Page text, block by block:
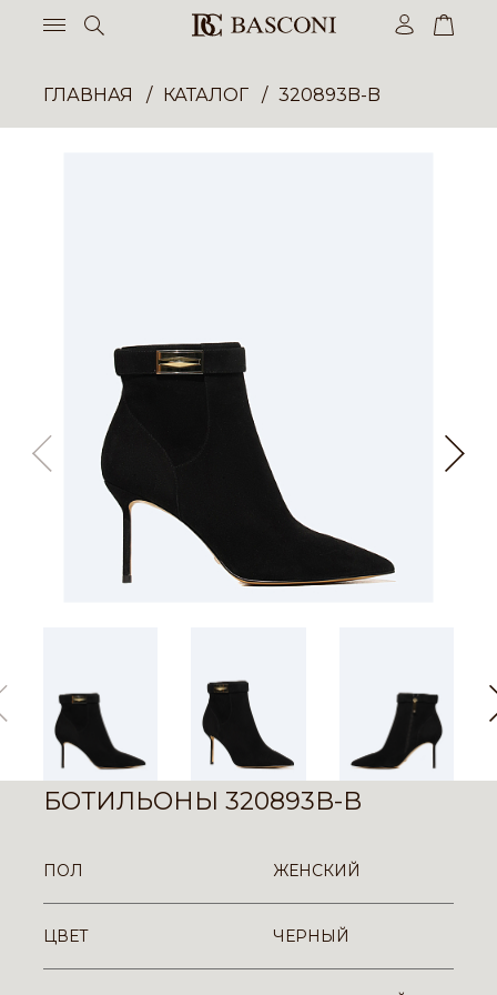
ГЛАВНАЯ КАТАЛОГ 320893B-B
БОТИЛЬОНЫ 320893B-B
ПОЛ ЖЕНСКИЙ
ЦВЕТ ЧЕРНЫЙ